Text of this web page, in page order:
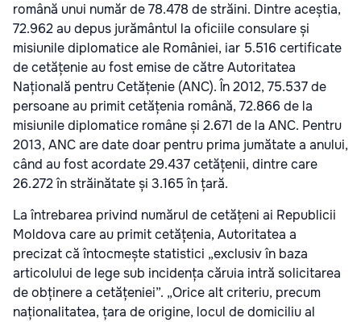
română unui număr de 78.478 de străini. Dintre aceștia,
72.962 au depus jurământul la oficiile consulare și
misiunile diplomatice ale României, iar 5.516 certificate
de cetățenie au fost emise de către Autoritatea
Națională pentru Cetățenie (ANC). În 2012, 75.537 de
persoane au primit cetățenia română, 72.866 de la
misiunile diplomatice române și 2.671 de la ANC. Pentru
2013, ANC are date doar pentru prima jumătate a anului,
când au fost acordate 29.437 cetățenii, dintre care
26.272 în străinătate și 3.165 în țară.
La întrebarea privind numărul de cetățeni ai Republicii
Moldova care au primit cetățenia, Autoritatea a
precizat că întocmește statistici „exclusiv în baza
articolului de lege sub incidența căruia intră solicitarea
de obținere a cetățeniei”. „Orice alt criteriu, precum
naționalitatea, țara de origine, locul de domiciliu al